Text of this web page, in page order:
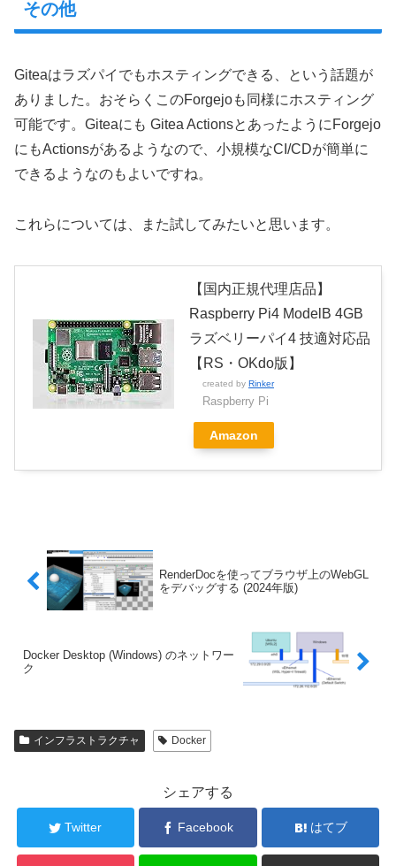
その他
Giteaはラズパイでもホスティングできる、という話題が
ありました。おそらくこのForgejoも同様にホスティング
可能です。Giteaにも Gitea ActionsとあったようにForgejo
にもActionsがあるようなので、小規模なCI/CDが簡単に
できるようなのもよいですね。
これらについては、また試してみたいと思います。
【国内正規代理店品】
Raspberry Pi4 ModelB 4GB
ラズベリーパイ4 技適対応品
【RS・OKdo版】
created by Rinker
Raspberry Pi
Amazon
RenderDocを使ってブラウザ上のWebGL
をデバッグする (2024年版)
Docker Desktop (Windows) のネットワー
ク
インフラストラクチャ Docker
シェアする
Twitter Facebook はてブ